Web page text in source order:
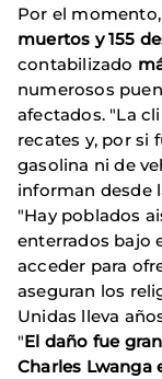
Por el
muertos y 155
contabilizado
numerosos
afectados. "La
recates y, por si
gasolina ni de
informan desde
"Hay poblados
enterrados bajo
acceder para
aseguran los
Unidas lleva
"El daño fue
Charles Lwanga